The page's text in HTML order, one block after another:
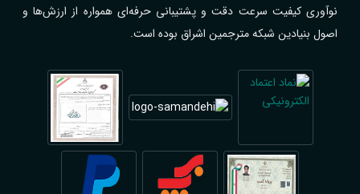
نوآوری کیفیت سرعت دقت و پشتیبانی حرفه‌ای همواره از ارزش‌ها و
اصول بنیادین شبکه مترجمین اشراق بوده است.